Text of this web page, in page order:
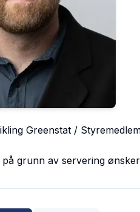
Greenstat /
grunn av servering